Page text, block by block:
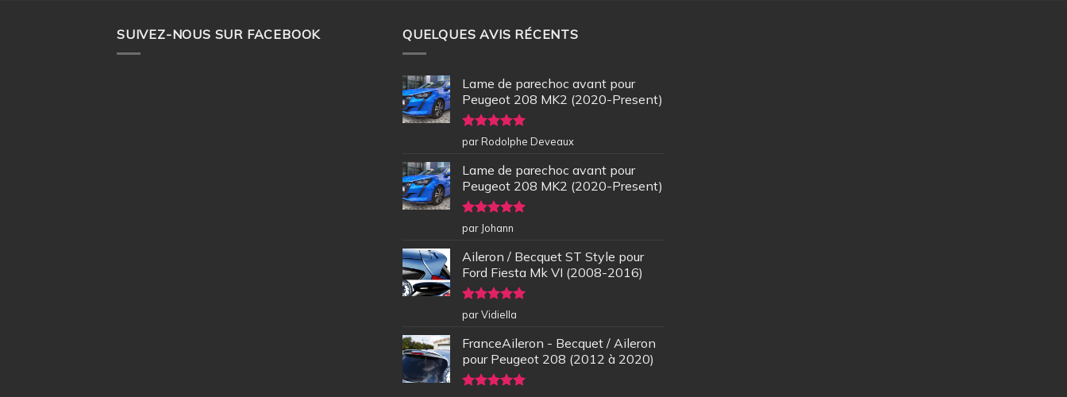
SUIVEZ-NOUS SUR FACEBOOK QUELQUES AVIS RÉCENTS
Lame de parechoc avant pour
Peugeot 208 MK2 (2020-Present)
Note5sur
5
par Rodolphe Deveaux
Lame de parechoc avant pour
Peugeot 208 MK2 (2020-Present)
Note5sur
5
par Johann
Aileron / Becquet ST Style pour
Ford Fiesta Mk VI (2008-2016)
Note5sur
5
par Vidiella
FranceAileron - Becquet / Aileron
pour Peugeot 208 (2012 à 2020)